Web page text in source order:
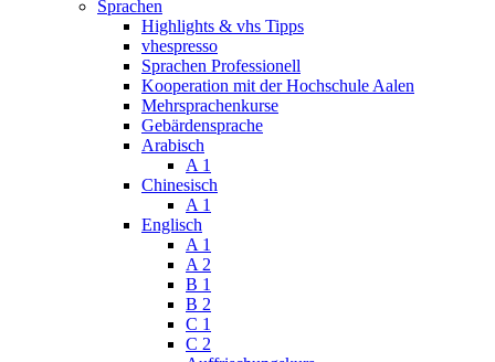
Sprachen
Highlights & vhs Tipps
vhespresso
Sprachen Professionell
Kooperation mit der Hochschule Aalen
Mehrsprachenkurse
Gebärdensprache
Arabisch
A 1
Chinesisch
A 1
Englisch
A 1
A 2
B 1
B 2
C 1
C 2